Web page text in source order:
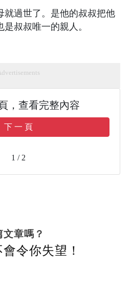
就過世了。是他的叔叔把他
叔叔唯一的親人。
，查看完整內容
下 一 頁
1 / 2
章嗎？
令你失望！